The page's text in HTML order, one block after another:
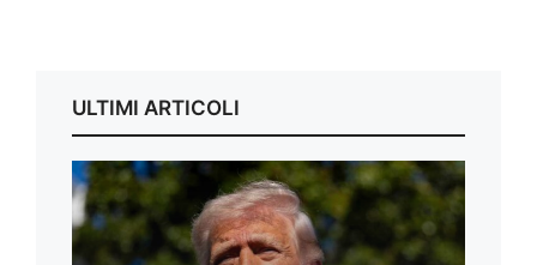
ULTIMI ARTICOLI